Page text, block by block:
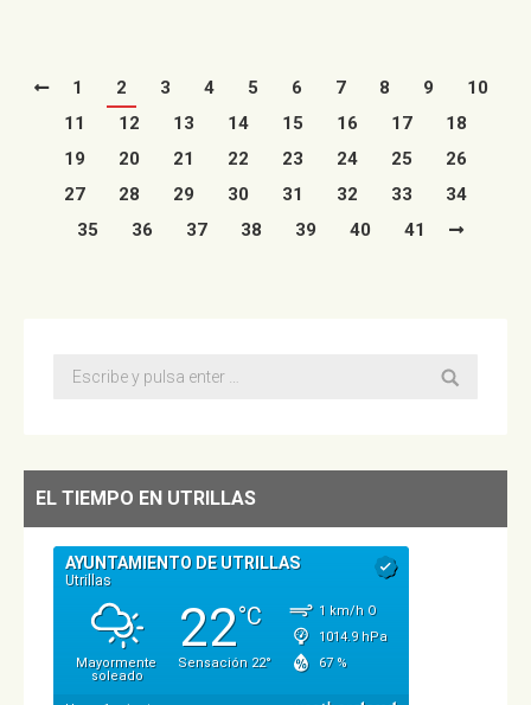
1 2 3 4 5 6 7 8 9
10
11
12 13 14 15 16 17
18
19
20 21 22 23 24 25
26
27
28 29 30 31 32 33
34
35
36 37 38 39 40 41
Buscar:
EL TIEMPO EN UTRILLAS